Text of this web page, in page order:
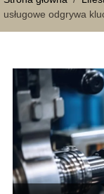
usługowe odgrywa